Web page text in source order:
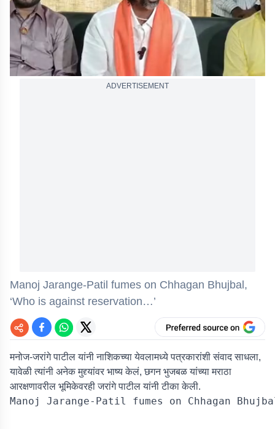
ADVERTISEMENT
Manoj Jarange-Patil fumes on Chhagan Bhujbal,
‘Who is against reservation…’
मनोज-जरांगे पाटील यांनी नाशिकच्या येवलामध्ये पत्रकारांशी संवाद साधला,
यावेळी त्यांनी अनेक मुद्द्यांवर भाष्य केलं, छगन भुजबळ यांच्या मराठा
आरक्षणावरील भूमिकेवरही जरांगे पाटील यांनी टीका केली.